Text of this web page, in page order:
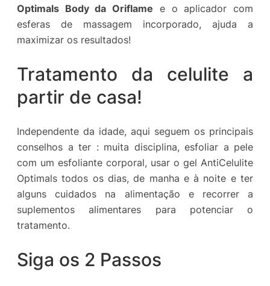
Optimals Body da Oriflame e o aplicador com
esferas de massagem incorporado, ajuda a
maximizar os resultados!
Tratamento da celulite a
partir de casa!
Independente da idade, aqui seguem os principais
conselhos a ter : muita disciplina, esfoliar a pele
com um esfoliante corporal, usar o gel AntiCelulite
Optimals todos os dias, de manha e à noite e ter
alguns cuidados na alimentação e recorrer a
suplementos alimentares para potenciar o
tratamento.
Siga os 2 Passos